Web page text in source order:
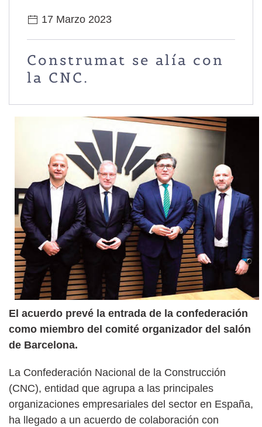
17 Marzo 2023
Construmat se alía con
la CNC.
El acuerdo prevé la entrada de la confederación
como miembro del comité organizador del salón
de Barcelona.
La Confederación Nacional de la Construcción
(CNC), entidad que agrupa a las principales
organizaciones empresariales del sector en España,
ha llegado a un acuerdo de colaboración con